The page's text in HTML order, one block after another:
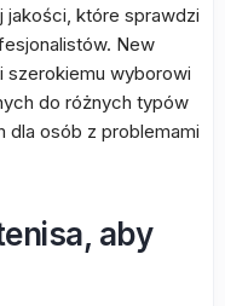
jakości, które sprawdzi
New
szerokiemu wyborowi
do różnych typów
dla osób z problemami
aby